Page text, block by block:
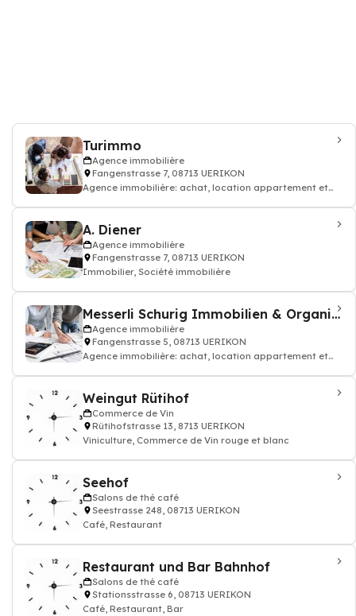
Turimmo
Agence immobilière
Fangenstrasse 7, 08713 UERIKON
Agence immobilière: achat, location appartement et
A. Diener
Agence immobilière
Fangenstrasse 7, 08713 UERIKON
Immobilier, Société immobilière
Messerli Schurig Immobilien & Organisation
Agence immobilière
Fangenstrasse 5, 08713 UERIKON
Agence immobilière: achat, location appartement et
Weingut Rütihof
Commerce de Vin
Rütihofstrasse 13, 8713 UERIKON
Viniculture, Commerce de Vin rouge et blanc
Seehof
Salons de thé café
Seestrasse 248, 08713 UERIKON
Café, Restaurant
Restaurant und Bar Bahnhof
Salons de thé café
Stationsstrasse 6, 08713 UERIKON
Café, Restaurant, Bar